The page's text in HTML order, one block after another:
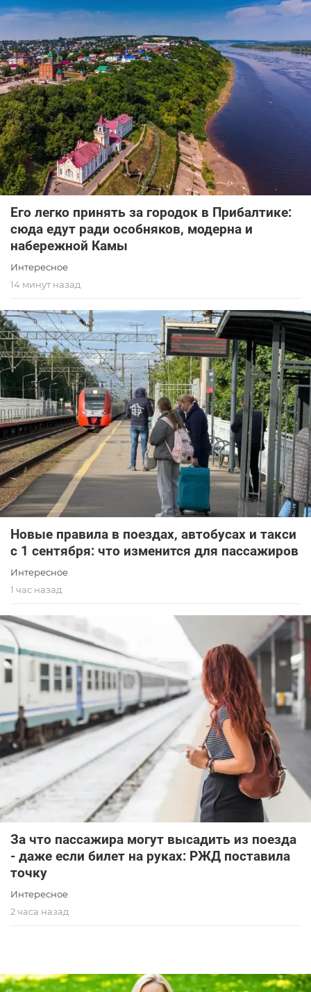
Его легко принять за городок в Прибалтике:
сюда едут ради особняков, модерна и
набережной Камы
Интересное
14 минут назад
Новые правила в поездах, автобусах и такси
с 1 сентября: что изменится для пассажиров
Интересное
1 час назад
За что пассажира могут высадить из поезда
- даже если билет на руках: РЖД поставила
точку
Интересное
2 часа назад